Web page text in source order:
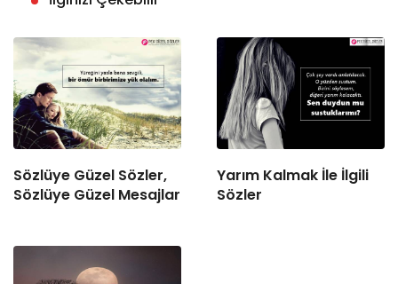
Sözlüye Güzel Sözler,
Sözlüye Güzel Mesajlar
Yarım Kalmak İle İlgili
Sözler